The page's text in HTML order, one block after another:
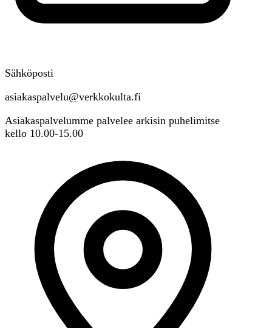
Sähköposti
asiakaspalvelu@verkkokulta.fi
Asiakaspalvelumme palvelee arkisin puhelimitse
kello 10.00-15.00